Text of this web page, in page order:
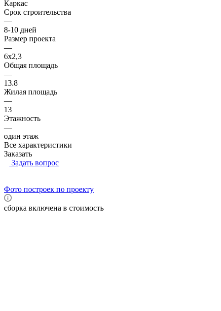
Каркас
Срок строительства
—
8-10 дней
Размер проекта
—
6x2,3
Общая площадь
—
13.8
Жилая площадь
—
13
Этажность
—
один этаж
Все характеристики
Заказать
Задать вопрос
Фото построек по проекту
сборка включена в стоимость